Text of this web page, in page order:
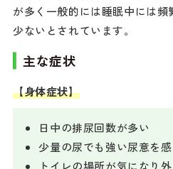
が多く一般的には睡眠中には
少ないとされています。
主な症状
【身体症状】
日中の排尿回数が多い
少量の尿でも強い尿意を
トイレの場所が気になり